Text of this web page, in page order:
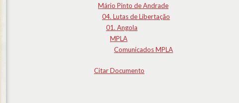
Mário Pinto de Andrade
04. Lutas de Libertação
01. Angola
MPLA
Comunicados MPLA
Citar Documento